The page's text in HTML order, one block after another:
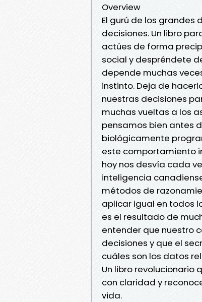
Overview
El gurú de los
decisiones. Un libro
actúes de forma
social y despréndete
depende muchas
instinto. Deja de
nuestras decisiones
muchas vueltas a los
pensamos bien antes
biológicamente
este comportamiento
hoy nos desvía cada
inteligencia
métodos de
aplicar igual en todos
es el resultado de
entender que nuestro
decisiones y que el
cuáles son los datos
Un libro revolucionario
con claridad y
vida.